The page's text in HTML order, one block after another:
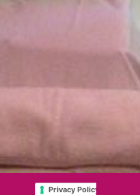
Privacy Policy